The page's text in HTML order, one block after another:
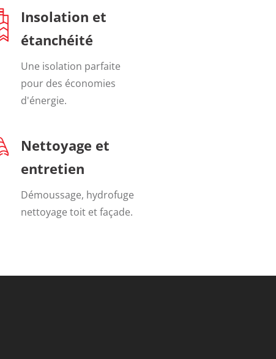
Insolation et
étanchéité
Une isolation parfaite
pour des économies
d'énergie.
Nettoyage et
entretien
Démoussage, hydrofuge
nettoyage toit et façade.